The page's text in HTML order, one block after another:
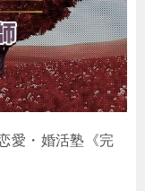
愛・婚活塾《完